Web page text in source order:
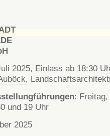
2025, Einlass ab 18:30
,
: Freitag,
und 19 Uhr
2025